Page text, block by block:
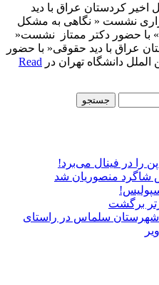
کردستان عراق با دید
نشست « نگاهی به مشکل
با حضور دکتر ممتاز نشست«
عراق با دید حقوقی« با حضور
دانشگاه تهران در Read
را در فینال می‌برد!
شاگرد منصوریان شد
برگشت
شهرستان سلماس در راستای